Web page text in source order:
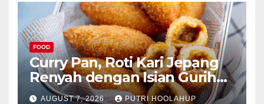
FOOD
Curry Pan, Roti Kari Jepang
Renyah dengan Isian Gurih
Menggoda
AUGUST 7, 2026 PUTRI HOOLAHUP